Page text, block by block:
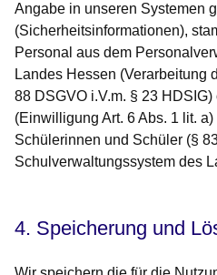
Angabe in unseren Systemen
(Sicherheitsinformationen),
Personal aus dem
Landes Hessen (Verarbeitung
88 DSGVO i.V.m. § 23 HDSIG)
(Einwilligung Art. 6 Abs. 1 lit.
Schülerinnen und Schüler (§
Schulverwaltungssystem des
4. Speicherung und